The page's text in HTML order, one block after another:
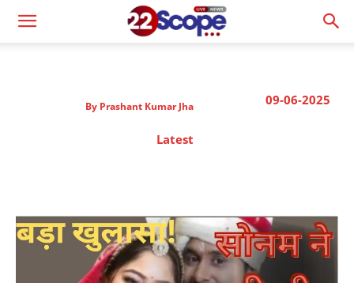
09-06-2025
By Prashant Kumar Jha
Latest